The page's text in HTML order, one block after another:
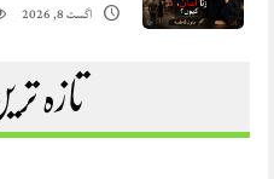
اگست 8, 2026
تازہ